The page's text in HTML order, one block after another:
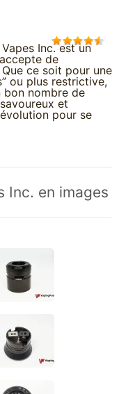
Vapes Inc. est un
de
ce soit pour une
ou plus restrictive,
bon nombre de
et
pour se
Inc. en images